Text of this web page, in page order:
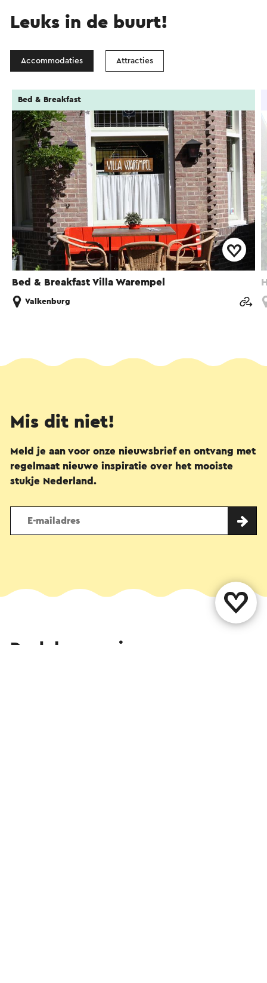
Leuks in de buurt!
Accommodaties Attracties
Bed & Breakfast Villa Warempel
Bed & Breakfast
Valkenburg
Mis dit niet!
Meld je aan voor onze nieuwsbrief en ontvang met
regelmaat nieuwe inspiratie over het mooiste
stukje Nederland.
Deel deze pagina